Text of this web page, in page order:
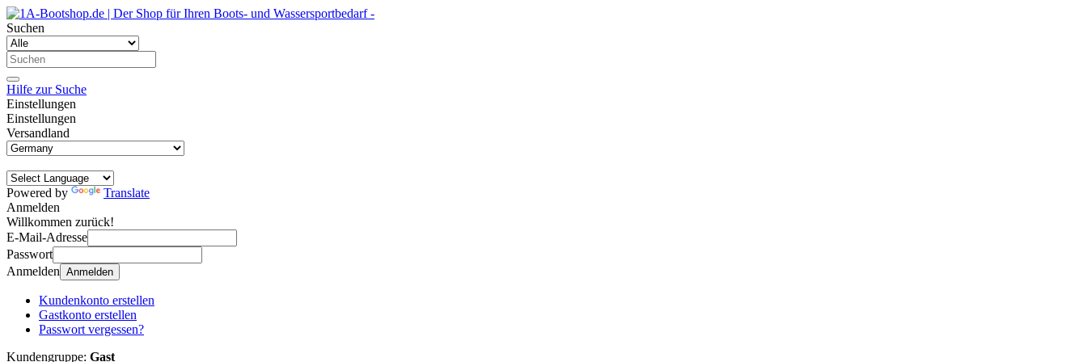
Suchen
Hilfe zur Suche
Einstellungen
Einstellungen
Versandland
Powered by
Translate
Anmelden
Willkommen zurück!
E-Mail-Adresse
Passwort
Anmelden Anmelden
Kundenkonto erstellen
Gastkonto erstellen
Passwort vergessen?
Kundengruppe: Gast